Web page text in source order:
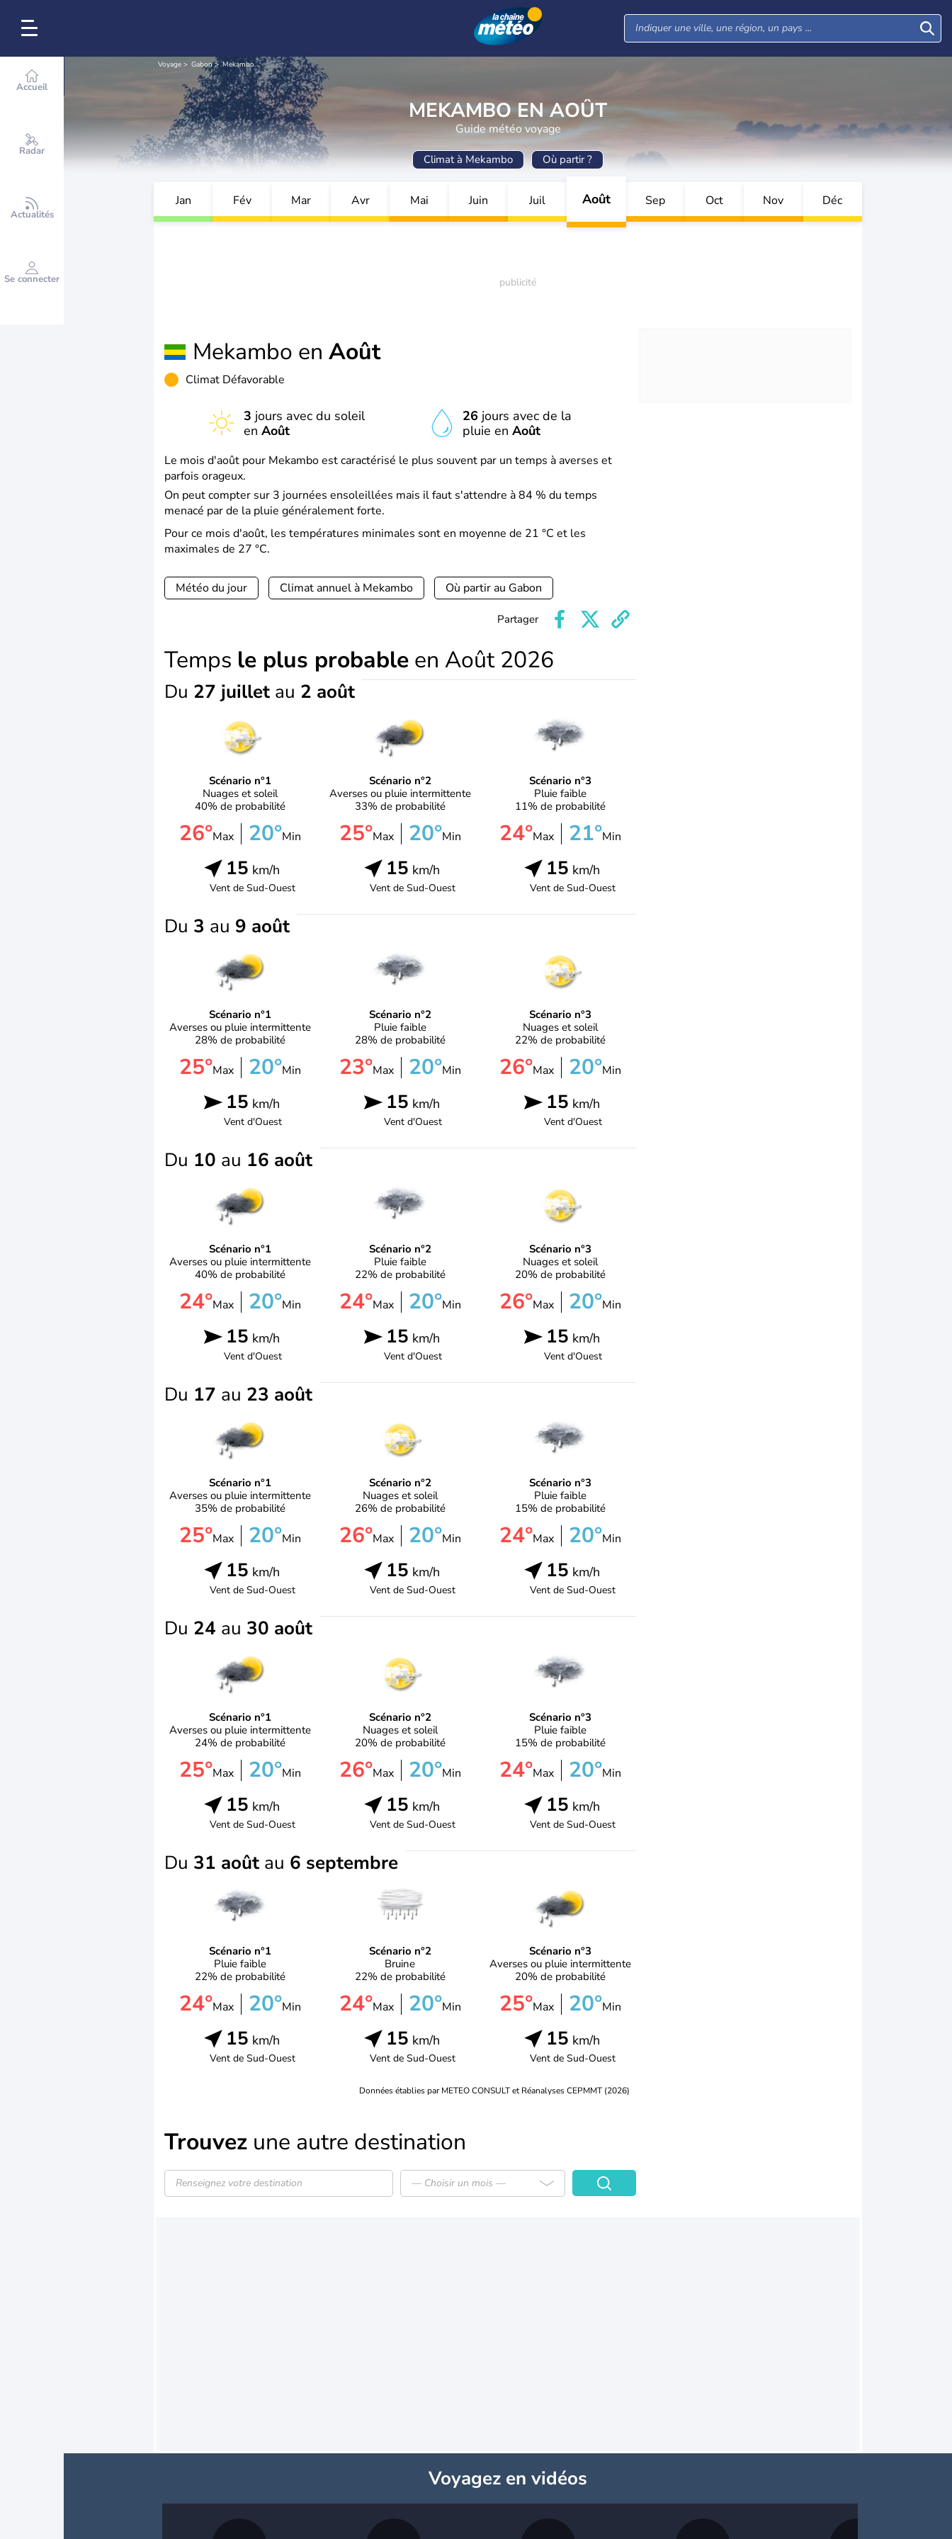
Accueil
Radar
Actualités
Se connecter
Voyage Gabon Mekambo
MEKAMBO EN AOÛT
Guide météo voyage
Climat à Mekambo Où partir ?
Jan Fév Mar Avr Mai Juin Juil Août Sep Oct Nov Déc
Mekambo en Août
Climat Défavorable
3 jours avec du soleil
en Août
26 jours avec de la
pluie enAoût
Le mois d'août pour Mekambo est caractérisé le plus souvent par un temps à averses et
parfois orageux.
On peut compter sur 3 journées ensoleillées mais il faut s'attendre à 84 % du temps
menacé par de la pluie généralement forte.
Pour ce mois d'août, les températures minimales sont en moyenne de 21 °C et les
maximales de 27 °C.
Météo du jour Climat annuel à Mekambo Où partir au Gabon
Partager
Temps le plus probable en Août 2026
Du 27 juillet au 2 août
Scénario n°1
Nuages et soleil
40% de probabilité
26°Max 20°Min
15 km/h
Vent deSud-Ouest
Scénario n°2
Averses ou pluie intermittente
33% de probabilité
25°Max 20°Min
15 km/h
Vent deSud-Ouest
Scénario n°3
Pluie faible
11% de probabilité
24°Max 21°Min
15 km/h
Vent deSud-Ouest
Du 3 au 9 août
Scénario n°1
Averses ou pluie intermittente
28% de probabilité
25°Max 20°Min
15 km/h
Vent d'Ouest
Scénario n°2
Pluie faible
28% de probabilité
23°Max 20°Min
15 km/h
Vent d'Ouest
Scénario n°3
Nuages et soleil
22% de probabilité
26°Max 20°Min
15 km/h
Vent d'Ouest
Du 10 au 16 août
Scénario n°1
Averses ou pluie intermittente
40% de probabilité
24°Max 20°Min
15 km/h
Vent d'Ouest
Scénario n°2
Pluie faible
22% de probabilité
24°Max 20°Min
15 km/h
Vent d'Ouest
Scénario n°3
Nuages et soleil
20% de probabilité
26°Max 20°Min
15 km/h
Vent d'Ouest
Du 17 au 23 août
Scénario n°1
Averses ou pluie intermittente
35% de probabilité
25°Max 20°Min
15 km/h
Vent deSud-Ouest
Scénario n°2
Nuages et soleil
26% de probabilité
26°Max 20°Min
15 km/h
Vent deSud-Ouest
Scénario n°3
Pluie faible
15% de probabilité
24°Max 20°Min
15 km/h
Vent deSud-Ouest
Du 24 au 30 août
Scénario n°1
Averses ou pluie intermittente
24% de probabilité
25°Max 20°Min
15 km/h
Vent deSud-Ouest
Scénario n°2
Nuages et soleil
20% de probabilité
26°Max 20°Min
15 km/h
Vent deSud-Ouest
Scénario n°3
Pluie faible
15% de probabilité
24°Max 20°Min
15 km/h
Vent deSud-Ouest
Du 31 août au 6 septembre
Scénario n°1
Pluie faible
22% de probabilité
24°Max 20°Min
15 km/h
Vent deSud-Ouest
Scénario n°2
Bruine
22% de probabilité
24°Max 20°Min
15 km/h
Vent deSud-Ouest
Scénario n°3
Averses ou pluie intermittente
20% de probabilité
25°Max 20°Min
15 km/h
Vent deSud-Ouest
Données établies par METEO CONSULT et Réanalyses CEPMMT (2026)
Trouvez une autre destination
— Choisir un mois —
Voyagez en vidéos